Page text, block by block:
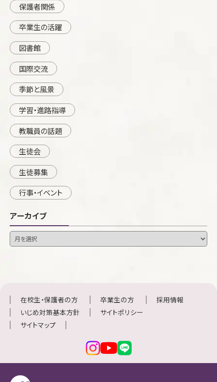
保護者関係
卒業生の活躍
図書館
国際交流
季節と風景
学習・進路指導
教職員の話題
生徒会
生徒募集
行事・イベント
アーカイブ
在校生・保護者の方 卒業生の方
採用情報
いじめ対策基本方針
サイトポリシー
サイトマップ